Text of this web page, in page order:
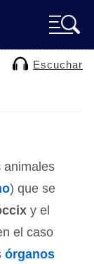
Escuchar
animales
) que se
y el
el caso
órganos